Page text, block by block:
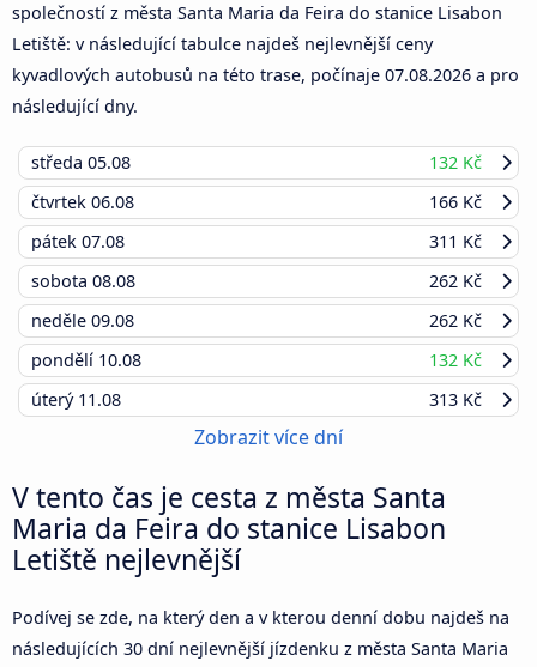
společností z města Santa Maria da Feira do stanice Lisabon
Letiště: v následující tabulce najdeš nejlevnější ceny
kyvadlových autobusů na této trase, počínaje 07.08.2026 a pro
následující dny.
středa 05.08
132 Kč
čtvrtek 06.08
166 Kč
pátek 07.08
311 Kč
sobota 08.08
262 Kč
neděle 09.08
262 Kč
pondělí 10.08
132 Kč
úterý 11.08 313 Kč
Zobrazit více dní
V tento čas je cesta z města Santa
Maria da Feira do stanice Lisabon
Letiště nejlevnější
Podívej se zde, na který den a v kterou denní dobu najdeš na
následujících 30 dní nejlevnější jízdenku z města Santa Maria